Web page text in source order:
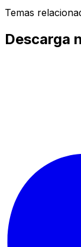
Temas
Descarga